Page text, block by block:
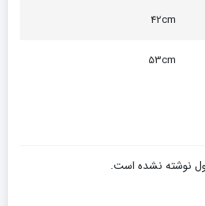
42cm
53cm
نوشته نشده است.